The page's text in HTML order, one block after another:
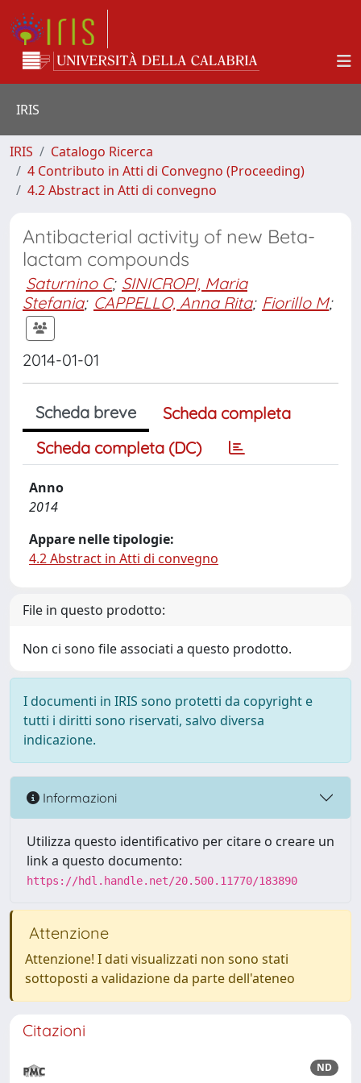
IRIS
IRIS
Catalogo Ricerca
4 Contributo in Atti di Convegno (Proceeding)
4.2 Abstract in Atti di convegno
Antibacterial activity of new Beta-
lactam compounds
Saturnino C; SINICROPI, Maria
Stefania; CAPPELLO, Anna Rita; Fiorillo M;
2014-01-01
Scheda breve
Scheda completa
Scheda completa (DC)
Anno
2014
Appare nelle tipologie:
4.2 Abstract in Atti di convegno
File in questo prodotto:
Non ci sono file associati a questo prodotto.
I documenti in IRIS sono protetti da copyright e
tutti i diritti sono riservati, salvo diversa
indicazione.
Informazioni
Utilizza questo identificativo per citare o creare un
link a questo documento:
https://hdl.handle.net/20.500.11770/183890
Attenzione
Attenzione! I dati visualizzati non sono stati
sottoposti a validazione da parte dell'ateneo
Citazioni
ND